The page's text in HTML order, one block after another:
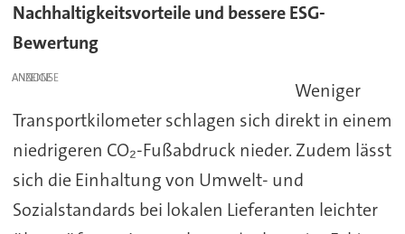
Nachhaltigkeitsvorteile und bessere ESG-
Bewertung
ANZEIGE
Weniger
Transportkilometer schlagen sich direkt in einem
niedrigeren CO₂-Fußabdruck nieder. Zudem lässt
sich die Einhaltung von Umwelt- und
Sozialstandards bei lokalen Lieferanten leichter